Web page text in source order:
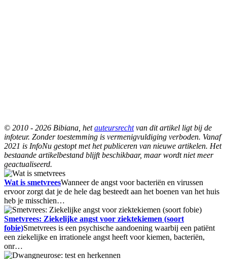
© 2010 - 2026 Bibiana, hetauteursrechtvan dit artikel ligt bij de
infoteur. Zonder toestemming is vermenigvuldiging verboden. Vanaf
2021 is InfoNu gestopt met het publiceren van nieuwe artikelen. Het
bestaande artikelbestand blijft beschikbaar, maar wordt niet meer
geactualiseerd.
Wat is smetvreesWanneer de angst voor bacteriën en virussen
ervoor zorgt dat je de hele dag besteedt aan het boenen van het huis
heb je misschien…
Smetvrees: Ziekelijke angst voor ziektekiemen (soort
fobie)Smetvrees is een psychische aandoening waarbij een patiënt
een ziekelijke en irrationele angst heeft voor kiemen, bacteriën,
onr…